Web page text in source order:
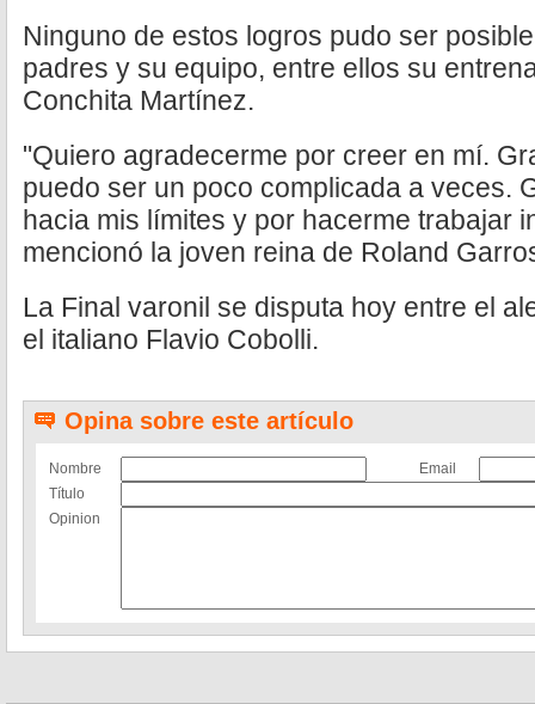
Ninguno de estos logros pudo ser
padres y su equipo, entre ellos su
Conchita Martínez.
"Quiero agradecerme por creer en mí.
puedo ser un poco complicada a veces.
hacia mis límites y por hacerme trabajar
mencionó la joven reina de Roland
La Final varonil se disputa hoy entre el
el italiano Flavio Cobolli.
Opina sobre este artículo
Nombre
Email
Título
Opinion